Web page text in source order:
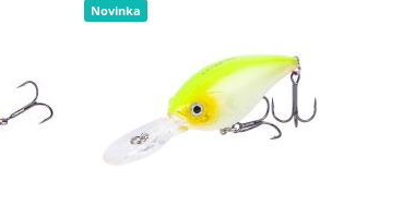
Novinka